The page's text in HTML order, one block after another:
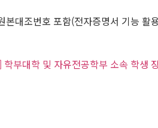
대조번호 포함(전자증명서 기능 활
부대학 및 자유전공학부 소속 학생